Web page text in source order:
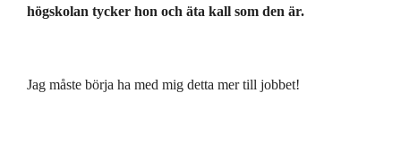
högskolan tycker hon och äta kall som den är.
Jag måste börja ha med mig detta mer till jobbet!